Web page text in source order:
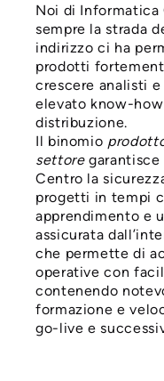
Noi di Informatica
sempre la strada
indirizzo ci ha
prodotti
crescere analisti
elevato know-
distribuzione.
Il binomio
settoregarantisce
Centro la
progetti in tempi
apprendimento e
assicurata
che permette di
operative con
contenendo
formazione e
go-live e